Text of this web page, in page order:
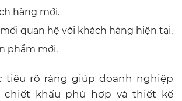
hàng mới.
quan hệ với khách hàng hiện tại.
phẩm mới.
tiêu rõ ràng giúp doanh nghiệp
chiết khấu phù hợp và thiết kế